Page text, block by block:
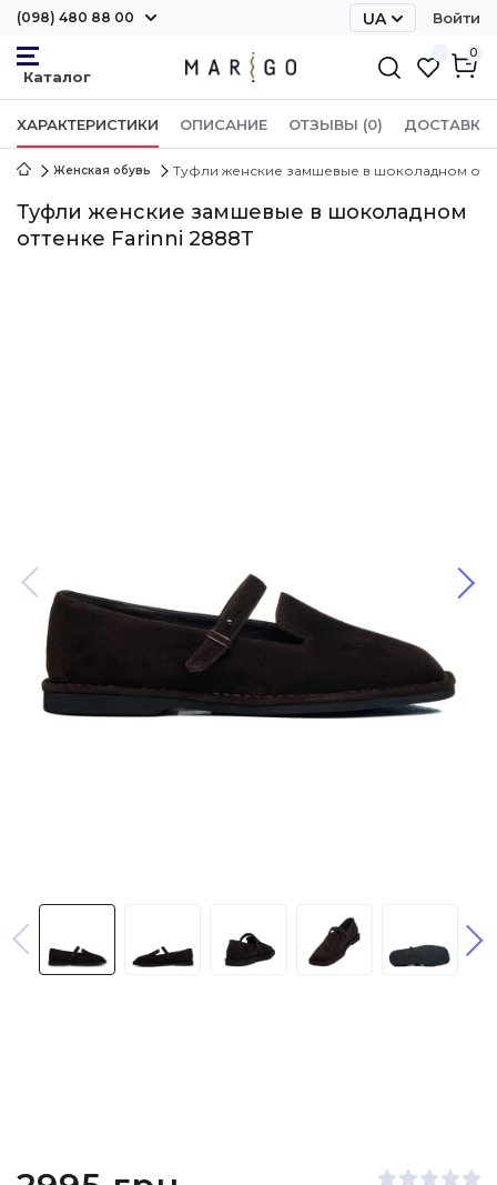
(098) 480 88 00 UA Войти
0
ХАРАКТЕРИСТИКИ ОПИСАНИЕ ОТЗЫВЫ (0) ДОСТАВКА
Женская обувь Туфли женские замшевые в шоколадном
Туфли женские замшевые в шоколадном
оттенке Farinni 2888Т